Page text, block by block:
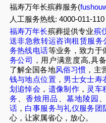
福寿万年长殡葬服务(
人工服务热线: 4000-011-110
福寿万年长殡葬提供专业殡
送非急救转运咨询租赁服务
务热线电话等业务，致力于
务公司 ，用户满意度高,具
了解全国各地风俗习惯 ，主
钱与地点位置， 男士女士寿
划追悼会 ， 遗像制作， 灵车
务
香烛用品 墓地陵园
话 ， 白事服务与礼仪服务团
心，让家属省心，放心。